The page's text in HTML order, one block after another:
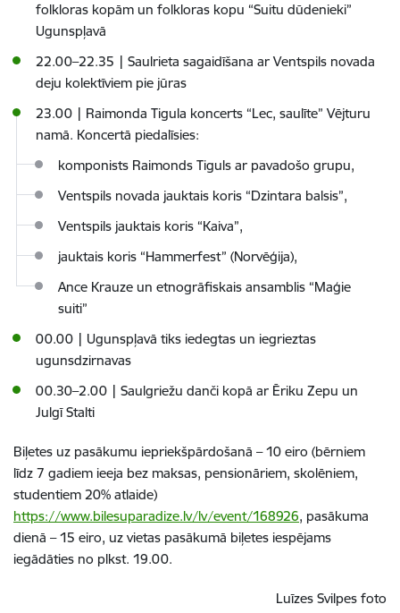
folkloras kopām un folkloras kopu “Suitu dūdenieki”
Ugunspļavā
22.00–22.35 | Saulrieta sagaidīšana ar Ventspils novada
deju kolektīviem pie jūras
23.00 | Raimonda Tigula koncerts “Lec, saulīte” Vējturu
namā. Koncertā piedalīsies:
komponists Raimonds Tiguls ar pavadošo grupu,
Ventspils novada jauktais koris “Dzintara balsis”,
Ventspils jauktais koris “Kaiva”,
jauktais koris “Hammerfest” (Norvēģija),
Ance Krauze un etnogrāfiskais ansamblis “Maģie
suiti”
00.00 | Ugunspļavā tiks iedegtas un iegrieztas
ugunsdzirnavas
00.30–2.00 | Saulgriežu danči kopā ar Ēriku Zepu un
Julgī Stalti
Biļetes uz pasākumu iepriekšpārdošanā – 10 eiro (bērniem
līdz 7 gadiem ieeja bez maksas, pensionāriem, skolēniem,
studentiem 20% atlaide)
https://www.bilesuparadize.lv/lv/event/168926, pasākuma
dienā – 15 eiro, uz vietas pasākumā biļetes iespējams
iegādāties no plkst. 19.00.
Luīzes Svilpes foto